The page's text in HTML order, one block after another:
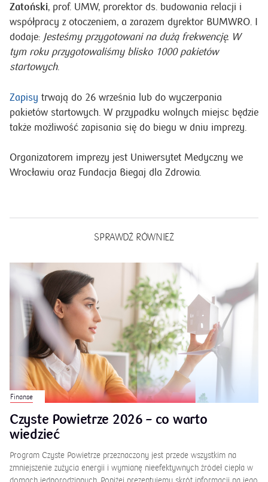
Zatoński, prof. UMW, prorektor ds. budowania relacji i
współpracy z otoczeniem, a zarazem dyrektor BUMWRO. I
dodaje: Jesteśmy przygotowani na dużą frekwencję. W
tym roku przygotowaliśmy blisko 1000 pakietów
startowych.
Zapisy trwają do 26 września lub do wyczerpania
pakietów startowych. W przypadku wolnych miejsc będzie
także możliwość zapisania się do biegu w dniu imprezy.
Organizatorem imprezy jest Uniwersytet Medyczny we
Wrocławiu oraz Fundacja Biegaj dla Zdrowia.
SPRAWDŹ RÓWNIEŻ
Finanse
Czyste Powietrze 2026 – co warto
wiedzieć
Program Czyste Powietrze przeznaczony jest przede wszystkim na
zmniejszenie zużycia energii i wymianę nieefektywnych źródeł ciepła w